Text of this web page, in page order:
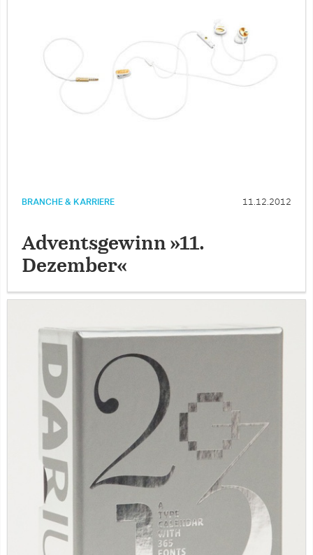
BRANCHE & KARRIERE 11.12.2012
Adventsgewinn »11.
Dezember«